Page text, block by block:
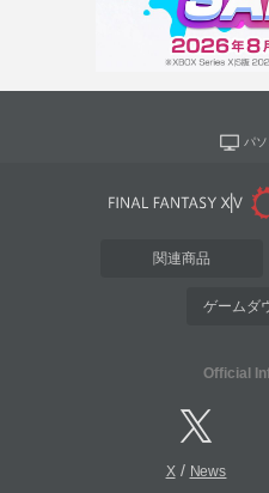
パ
関連商品
ゲームダ
Official
X/ News